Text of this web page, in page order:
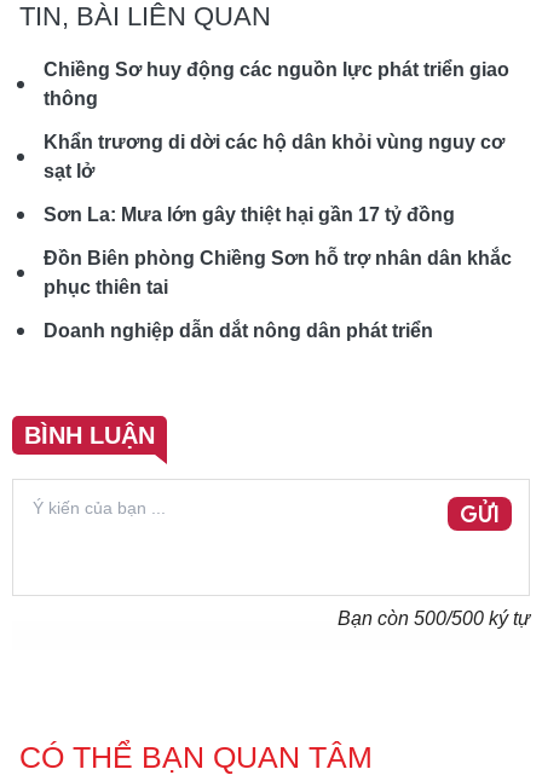
TIN, BÀI LIÊN QUAN
Chiềng Sơ huy động các nguồn lực phát triển giao
thông
Khẩn trương di dời các hộ dân khỏi vùng nguy cơ
sạt lở
Sơn La: Mưa lớn gây thiệt hại gần 17 tỷ đồng
Đồn Biên phòng Chiềng Sơn hỗ trợ nhân dân khắc
phục thiên tai
Doanh nghiệp dẫn dắt nông dân phát triển
BÌNH LUẬN
GỬI
Bạn còn 500/500 ký tự
CÓ THỂ BẠN QUAN TÂM